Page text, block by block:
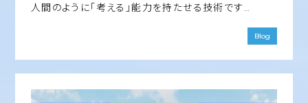
人間のように「考える」能力を持たせる技術です…
Blog